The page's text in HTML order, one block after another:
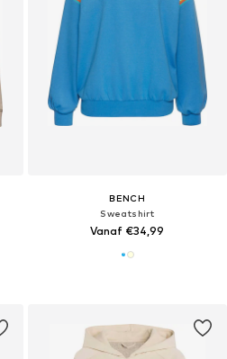
BENCH
Sweatshirt
Vanaf €34,99